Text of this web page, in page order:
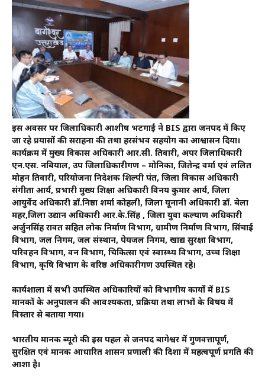
इस अवसर पर जिलाधिकारी आशीष भटगाईं ने BIS द्वारा जनपद में किए
जा रहे प्रयासों की सराहना की तथा हरसंभव सहयोग का आश्वासन दिया।
कार्यक्रम में मुख्य विकास अधिकारी आर.सी. तिवारी, अपर जिलाधिकारी
एन.एस. नबियाल, उप जिलाधिकारीगण – मोनिका, जितेन्द्र वर्मा एवं ललित
मोहन तिवारी, परियोजना निदेशक शिल्पी पंत, जिला विकास अधिकारी
संगीता आर्य, प्रभारी मुख्य शिक्षा अधिकारी विनय कुमार आर्य, जिला
आयुर्वेद अधिकारी डॉ.निष्ठा शर्मा कोहली, जिला यूनानी अधिकारी डॉ. बेला
महर,जिला उद्यान अधिकारी आर.के.सिंह , जिला युवा कल्याण अधिकारी
अर्जुनसिंह रावत सहित लोक निर्माण विभाग, ग्रामीण निर्माण विभाग, सिंचाई
विभाग, जल निगम, जल संस्थान, पेयजल निगम, खाद्य सुरक्षा विभाग,
परिवहन विभाग, वन विभाग, चिकित्सा एवं स्वास्थ्य विभाग, उच्च शिक्षा
विभाग, कृषि विभाग के वरिष्ठ अधिकारीगण उपस्थित रहे।
कार्यशाला में सभी उपस्थित अधिकारियों को विभागीय कार्यों में BIS
मानकों के अनुपालन की आवश्यकता, प्रक्रिया तथा लाभों के विषय में
विस्तार से बताया गया।
भारतीय मानक ब्यूरो की इस पहल से जनपद बागेश्वर में गुणवत्तापूर्ण,
सुरक्षित एवं मानक आधारित शासन प्रणाली की दिशा में महत्वपूर्ण प्रगति की
आशा है।